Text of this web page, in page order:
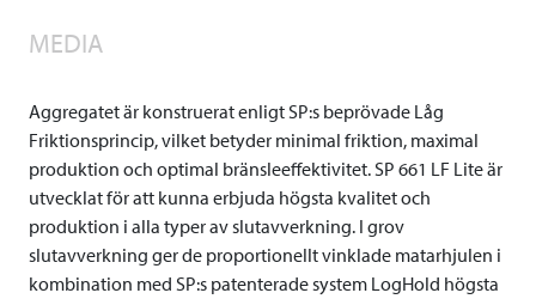
MEDIA
Aggregatet är konstruerat enligt SP:s beprövade Låg
Friktionsprincip, vilket betyder minimal friktion, maximal
produktion och optimal bränsleeffektivitet. SP 661 LF Lite är
utvecklat för att kunna erbjuda högsta kvalitet och
produktion i alla typer av slutavverkning. I grov
slutavverkning ger de proportionellt vinklade matarhjulen i
kombination med SP:s patenterade system LogHold högsta